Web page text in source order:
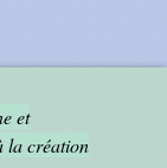
et
la création